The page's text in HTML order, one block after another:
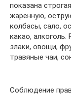
показана
жаренную,
колбасы, сало,
какао,
злаки, овощи,
травяные чаи,
Соблюдение